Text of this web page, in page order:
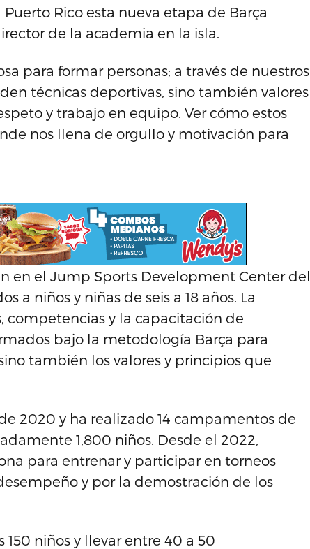
Rico esta nueva etapa de Barça
de la academia en la isla.
para formar personas; a través de nuestros
técnicas deportivas, sino también valores
y trabajo en equipo. Ver cómo estos
nos llena de orgullo y motivación para
en el Jump Sports Development Center del
a niños y niñas de seis a 18 años. La
y la capacitación de
bajo la metodología Barça para
también los valores y principios que
2020 y ha realizado 14 campamentos de
1,800 niños. Desde el 2022,
para entrenar y participar en torneos
y por la demostración de los
150 niños y llevar entre 40 a 50